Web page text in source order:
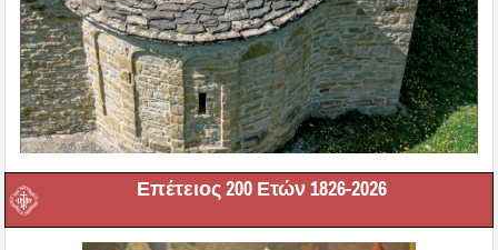
Επέτειος 200 Ετών 1826-2026